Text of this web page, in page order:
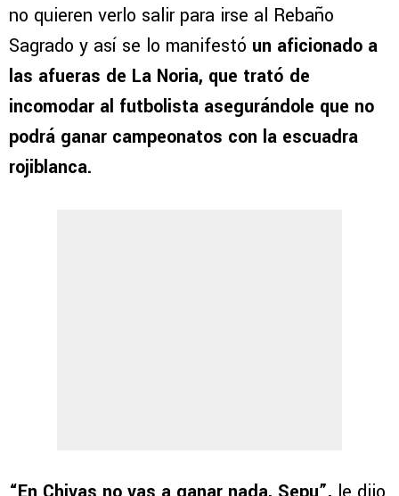
no quieren verlo salir para irse al Rebaño
Sagrado y así se lo manifestó un aficionado a
las afueras de La Noria, que trató de
incomodar al futbolista asegurándole que no
podrá ganar campeonatos con la escuadra
rojiblanca.